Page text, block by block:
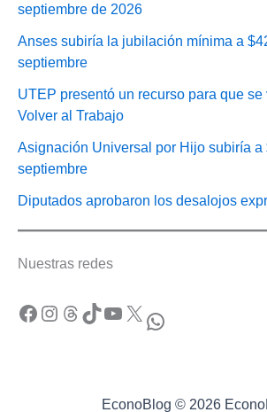
septiembre de 2026
Anses subiría la jubilación mínima a
septiembre
UTEP presentó un recurso para que
Volver al Trabajo
Asignación Universal por Hijo subiría a
septiembre
Diputados aprobaron los desalojos
Nuestras redes
Facebook Instagram Threads TikTok YouTube X WhatsApp
EconoBlog © 2026